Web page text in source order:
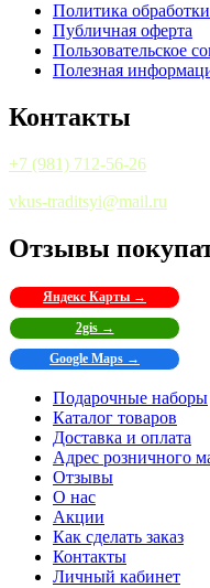
Политика
Публичная оферта
Пользовательское
Полезная
Контакты
+7 (981) 712-56-26
vkus-traditsyi@mail.ru
Отзывы
Яндекс Карты →
2gis →
Google Maps →
Подарочные наборы
Каталог товаров
Доставка и оплата
Адрес розничного
Отзывы
О нас
Акции
Как сделать заказ
Контакты
Личный кабинет